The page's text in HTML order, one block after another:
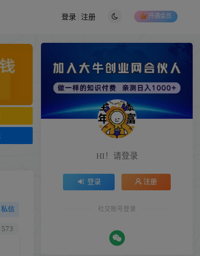
开通会员
登录 注册
私信
573
HI！请登录
登录 注册
社交账号登录